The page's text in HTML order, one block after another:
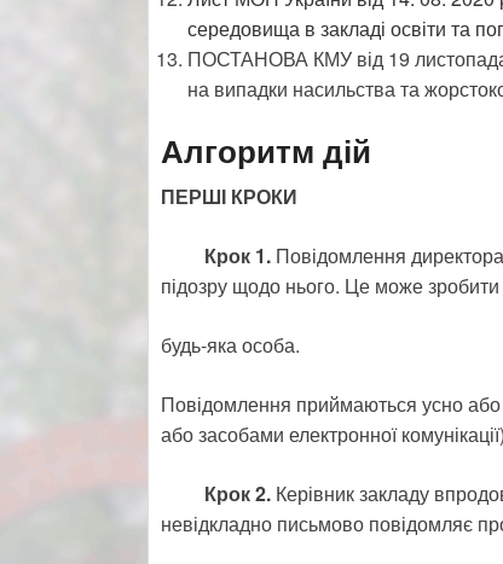
середовища в закладі освіти та
ПОСТАНОВА КМУ від 19
на випадки насильства та
Алгоритм дій
ПЕРШІ КРОКИ
Крок 1. Повідомлення
підозру щодо нього. Це може зробити
будь-яка особа.
Повідомлення приймаються усно
або засобами електронної
Крок 2. Керівник закладу
невідкладно письмово повідомляє